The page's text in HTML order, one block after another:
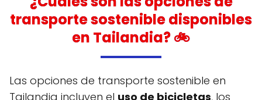
transporte sostenible disponibles
en Tailandia? 🚲
Las opciones de transporte sostenible en
Tailandia incluyen el uso de bicicletas, los